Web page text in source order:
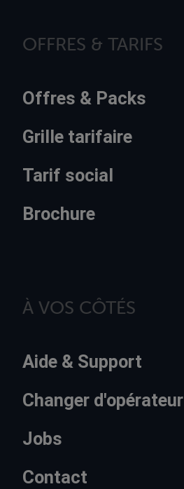
OFFRES & TARIFS
Offres & Packs
Grille tarifaire
Tarif social
Brochure
À VOS CÔTÉS
Aide & Support
Changer d'opérateur
Jobs
Contact